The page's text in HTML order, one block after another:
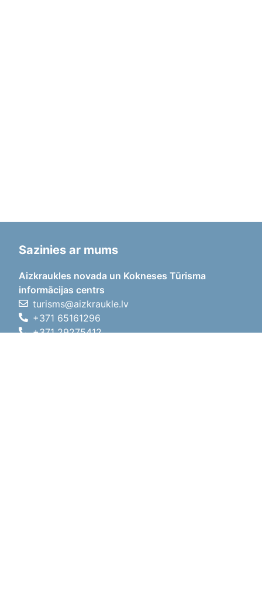
Sazinies ar mums
Aizkraukles novada un Kokneses Tūrisma
informācijas centrs
turisms@aizkraukle.lv
+371 65161296
+371 29275412